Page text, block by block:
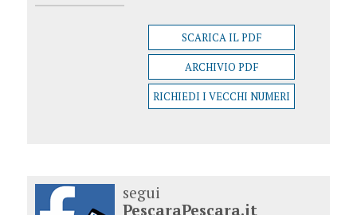
SCARICA IL PDF
ARCHIVIO PDF
RICHIEDI I VECCHI NUMERI
segui
PescaraPescara.it